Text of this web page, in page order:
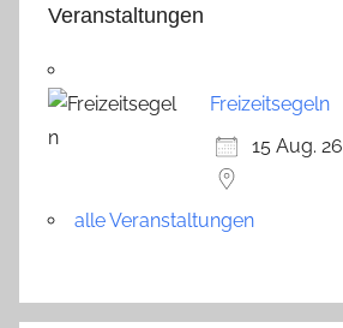
Veranstaltungen
Freizeitsegeln
15 Aug. 26
alle Veranstaltungen